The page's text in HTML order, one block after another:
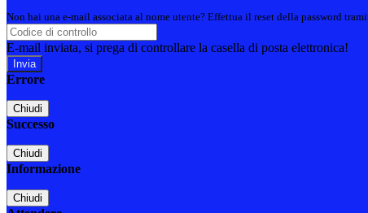
Non hai una e-mail associata al nome utente? Effettua il reset della password
E-mail inviata, si prega di controllare la casella di posta elettronica!
Errore
Chiudi
Successo
Chiudi
Informazione
Chiudi